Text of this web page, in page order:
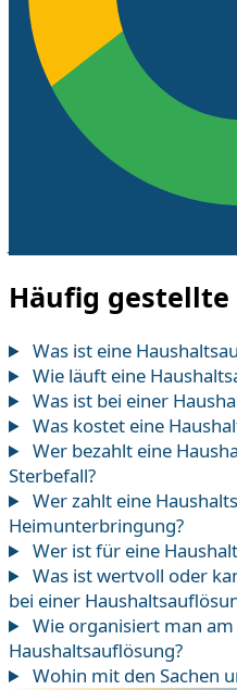
Häufig gestellte
Was ist eine
Wie läuft eine
Was ist bei einer
Was kostet eine
Wer bezahlt eine
Sterbefall?
Wer zahlt eine
Heimunterbringung?
Wer ist für eine
Was ist wertvoll oder
bei einer
Wie organisiert man
Haushaltsauflösung?
Wohin mit den Sachen